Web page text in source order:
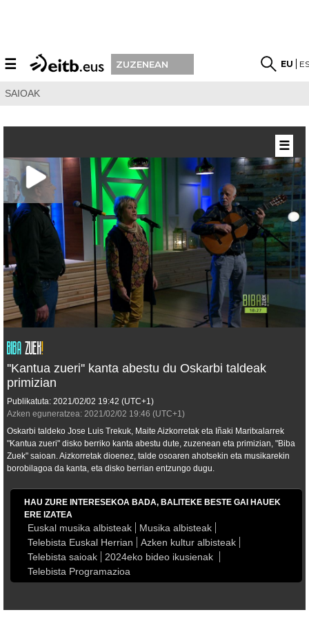
☰ ZUZENEAN EU
SAIOAK
''Kantua zueri'' kanta abestu du Oskarbi taldeak
primizian
Publikatuta: 2021/02/02 19:42 (UTC+1)
Azken eguneratzea: 2021/02/02 19:46 (UTC+1)
Oskarbi taldeko Jose Luis Trekuk, Maite Aizkorretak eta Iñaki Maritxalarrek
"Kantua zueri" disko berriko kanta abestu dute, zuzenean eta primizian, "Biba
Zuek" saioan. Aizkorretak dioenez, talde osoaren ahotsekin eta musikarekin
borobilagoa da kanta, eta disko berrian entzungo dugu.
HAU ZURE INTERESEKOA BADA, BALITEKE BESTE GAI HAUEK
ERE IZATEA
Euskal musika albisteak
Musika albisteak
Telebista Euskal Herrian
Azken kultur albisteak
Telebista saioak
2024eko bideo ikusienak
Telebista Programazioa
☰